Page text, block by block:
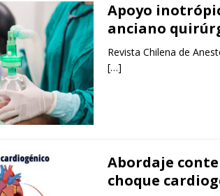
Apoyo
anciano
Revista Chilena de
[…]
Abordaje
choque